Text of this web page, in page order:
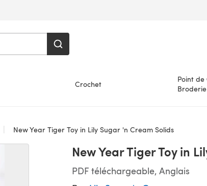
Crochet
Point de
Broderie
New Year Tiger Toy in Lily Sugar 'n Cream Solids
New Year Tiger Toy in
PDF téléchargeable, Anglais